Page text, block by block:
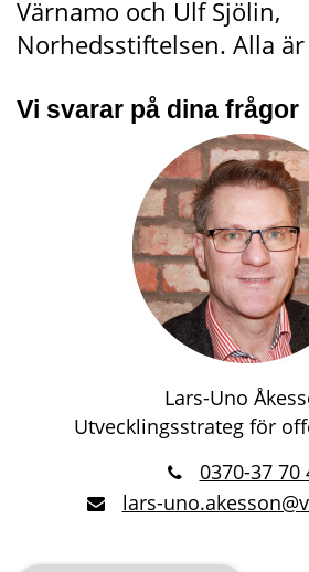
Värnamo och Ulf Sjölin,
Norhedsstiftelsen. Alla
Vi svarar på dina frågor
Lars-Uno
Utvecklingsstrateg för
0370-37 70
lars-